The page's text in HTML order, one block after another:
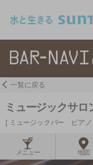
一覧に戻る
ミュージックサ
ミュージックバー ピ
メニュー 地図